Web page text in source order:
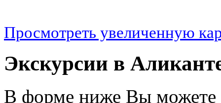
Просмотреть увеличенную
Экскурсии в
В форме ниже Вы можете